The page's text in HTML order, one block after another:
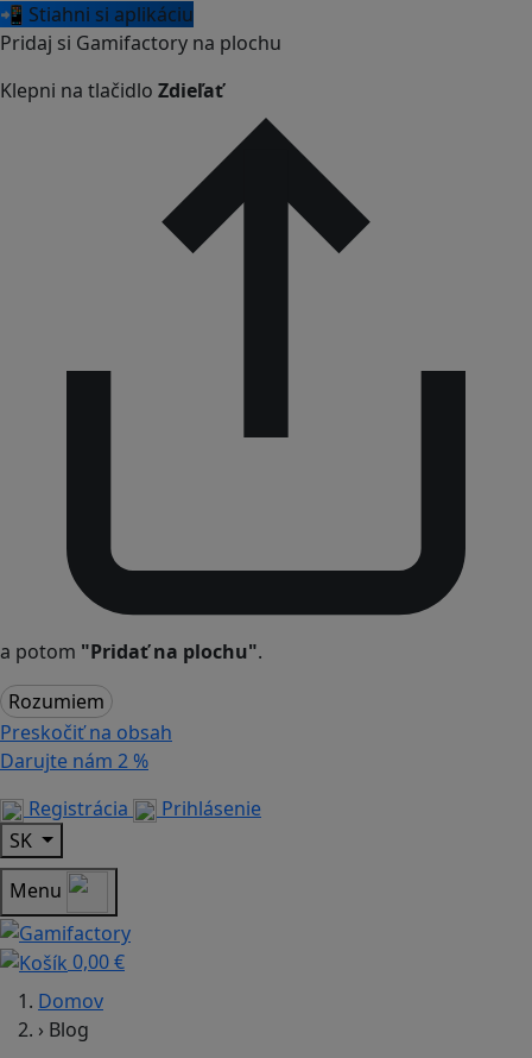
📲 Stiahni si aplikáciu
Pridaj si Gamifactory na plochu
Klepni na tlačidlo Zdieľať
a potom "Pridať na plochu".
Rozumiem
Preskočiť na obsah
Darujte nám 2 %
Registrácia
Prihlásenie
SK
Menu
0,00 €
Domov
› Blog